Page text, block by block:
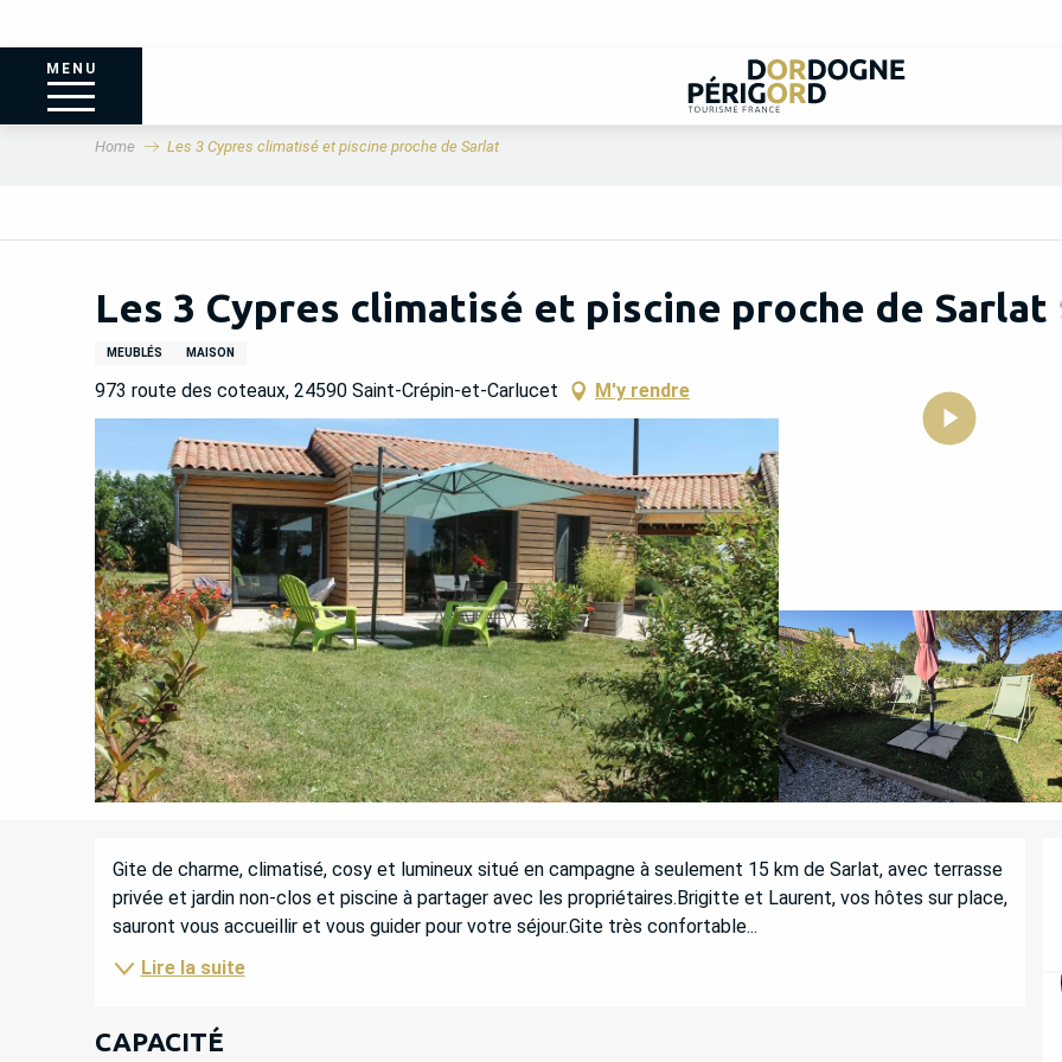
MENU
Home Les 3 Cypres climatisé et piscine proche de Sarlat
Les 3 Cypres climatisé et piscine proche de Sarlat
MEUBLÉS MAISON
973 route des coteaux, 24590 Saint-Crépin-et-Carlucet M'y rendre
DESCRIPTION
Gite de charme, climatisé, cosy et lumineux situé en campagne à seulement 15 km de Sarlat, avec terrasse
privée et jardin non-clos et piscine à partager avec les propriétaires.Brigitte et Laurent, vos hôtes sur place,
sauront vous accueillir et vous guider pour votre séjour.Gite très confortable...
Lire la suite
CAPACITÉ